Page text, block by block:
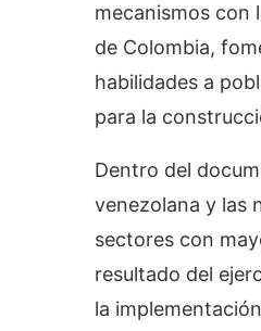
mecanismos con
de Colombia,
habilidades a
para la
Dentro del
venezolana y las
sectores con
resultado del
la